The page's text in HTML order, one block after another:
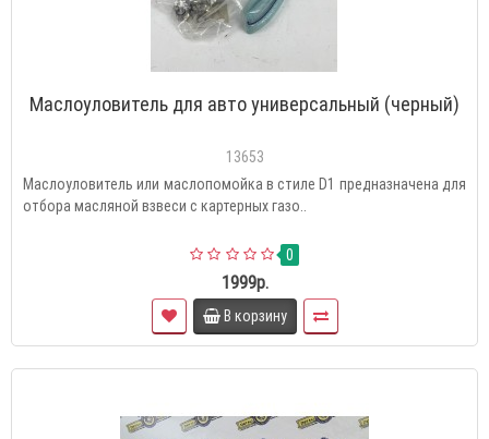
Маслоуловитель для авто универсальный (черный)
13653
Маслоуловитель или маслопомойка в стиле D1 предназначена для
отбора масляной взвеси с картерных газо..
0
1999р.
В корзину